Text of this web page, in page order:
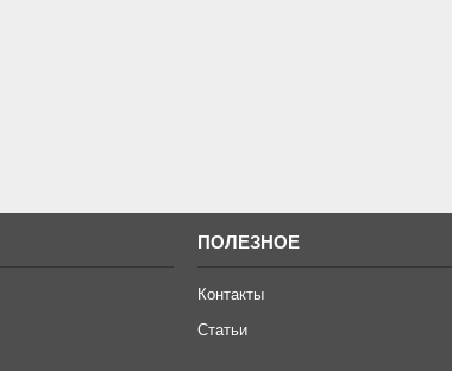
ПОЛЕЗНОЕ
Контакты
Статьи